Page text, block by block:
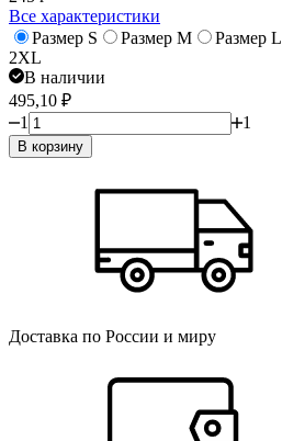
Все характеристики
Размер S
Размер M Размер L
2XL
В наличии
495,10 ₽
1
1
В корзину
Доставка по России и миру